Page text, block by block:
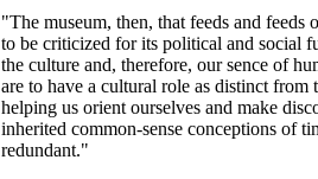
"The museum, then, that feeds and feeds
to be criticized for its political and social
the culture and, therefore, our sence of
are to have a cultural role as distinct from
helping us orient ourselves and make
inherited common-sense conceptions of
redundant."